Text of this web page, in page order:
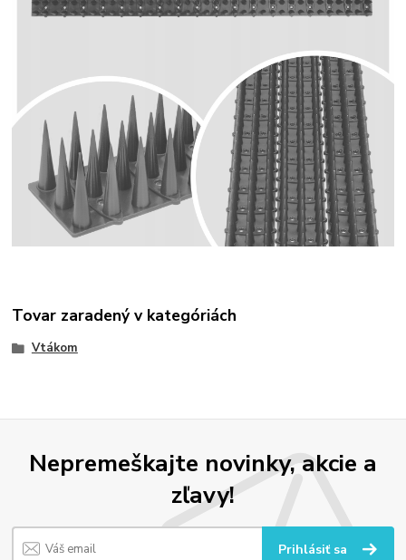
Tovar zaradený v kategóriách
Vtákom
Nepremeškajte novinky, akcie a
zľavy!
Prihlásiť sa